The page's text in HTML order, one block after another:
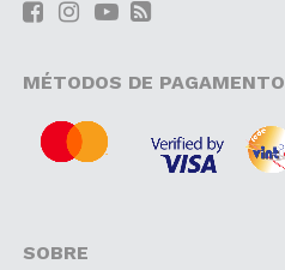
MÉTODOS DE PAGAMENTO
SOBRE